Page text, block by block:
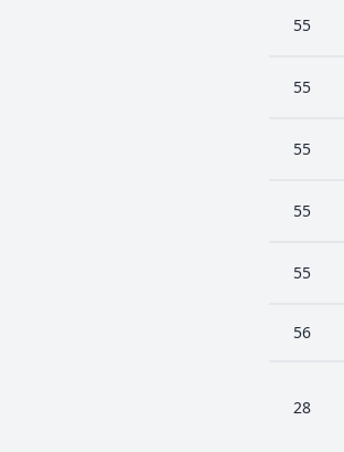
55
55
55
55
55
56
28